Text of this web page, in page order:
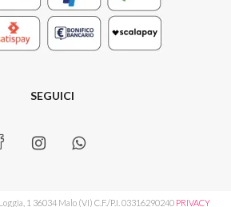
SEGUICI
1 36034 Malo (VI) C.F./P.I. 03316290240 PRIVACY